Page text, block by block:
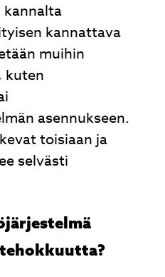
kannalta
kannattava
muihin
kuten
asennukseen.
toisiaan ja
selvästi